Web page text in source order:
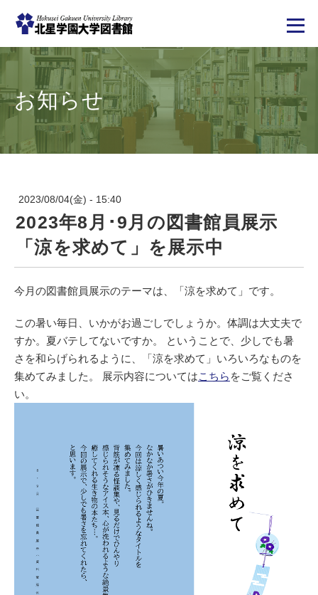
メ
イ
コ
ン
テ
ン
に
移
お知らせ
2023/08/04(金) - 15:40
2023年8月･9月の図書館員展示
「涼を求めて」を展示中
今月の図書館員展示のテーマは、「涼を求めて」です。
この暑い毎日、いかがお過ごしでしょうか。体調は大丈夫で
すか。夏バテしてないですか。 ということで、少しでも暑
さを和らげられるように、「涼を求めて」いろいろなものを
集めてみました。 展示内容についてはこちら をご覧くださ
い。